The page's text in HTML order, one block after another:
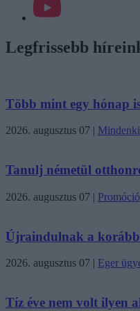
Legfrissebb
Több mint egy hónap
2026. augusztus 07 |
Tanulj németül
2026. augusztus 07 | Promóció
Újraindulnak a
2026. augusztus 07 | Eger
Tíz éve nem volt ilyen